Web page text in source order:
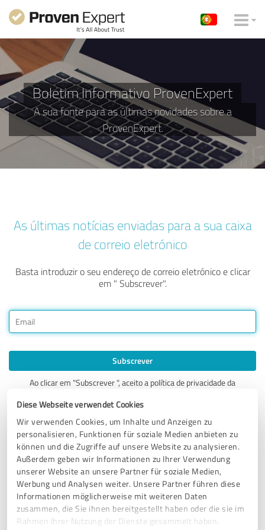
Diese Webseite verwendet Cookies
Wir verwenden Cookies, um Inhalte und Anzeigen zu
personalisieren, Funktionen für soziale Medien anbieten zu
können und die Zugriffe auf unsere Website zu analysieren.
Außerdem geben wir Informationen zu Ihrer Verwendung
unserer Website an unsere Partner für soziale Medien,
Werbung und Analysen weiter. Unsere Partner führen diese
Informationen möglicherweise mit weiteren Daten
zusammen, die Sie ihnen bereitgestellt haben oder die sie im
Rahmen Ihrer Nutzung der Dienste gesammelt haben.
Boletim Informativo ProvenExpert
A sua fonte para as últimas novidades sobre a
ProvenExpert.
As últimas notícias enviadas para a sua caixa
de correio eletrónico
Basta introduzir o seu endereço de correio eletrónico e clicar
em " Subscrever".
Subscrever
Ao clicar em "Subscrever ", aceito a política de privacidadeda
Ainda tem dúvidas?
Envie-nos um e-mail parasupport@provenexpert.com
em contacto connosco através deFacebook,Twitter ,XING, ou
LinkedIn
. Teremos todo o gosto em responder a quaisquer